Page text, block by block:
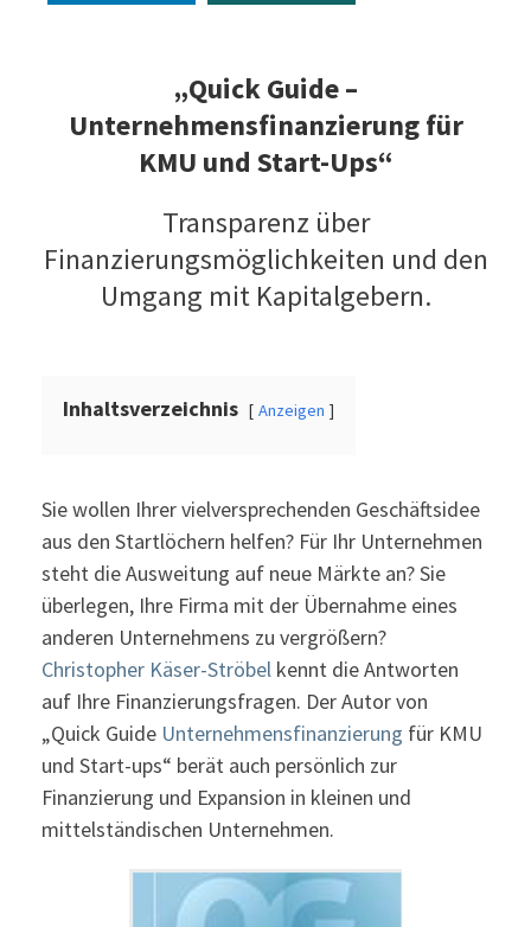
„Quick Guide –
Unternehmensfinanzierung für
KMU und Start-Ups“
Transparenz über
Finanzierungsmöglichkeiten und den
Umgang mit Kapitalgebern.
Inhaltsverzeichnis Anzeigen
Sie wollen Ihrer vielversprechenden Geschäftsidee
aus den Startlöchern helfen? Für Ihr Unternehmen
steht die Ausweitung auf neue Märkte an? Sie
überlegen, Ihre Firma mit der Übernahme eines
anderen Unternehmens zu vergrößern?
Christopher Käser-Ströbel kennt die Antworten
auf Ihre Finanzierungsfragen. Der Autor von
„Quick Guide Unternehmensfinanzierung für KMU
und Start-ups“ berät auch persönlich zur
Finanzierung und Expansion in kleinen und
mittelständischen Unternehmen.